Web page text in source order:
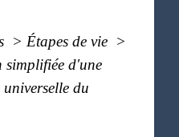
> Étapes de vie >
simplifiée d'une
du